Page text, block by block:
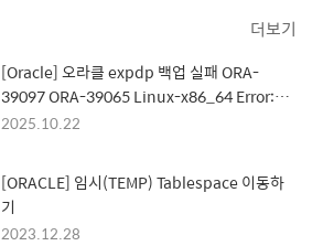
더보기
[Oracle] 오라클 expdp 백업 실패 ORA-
39097 ORA-39065 Linux-x86_64 Error:
13: Permission denied
2025.10.22
[ORACLE] 임시(TEMP) Tablespace 이동하
기
2023.12.28